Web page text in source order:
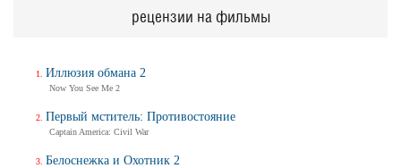
рецензии на фильмы
Иллюзия обмана 2
Now You See Me 2
Первый мститель: Противостояние
Captain America: Civil War
Белоснежка и Охотник 2